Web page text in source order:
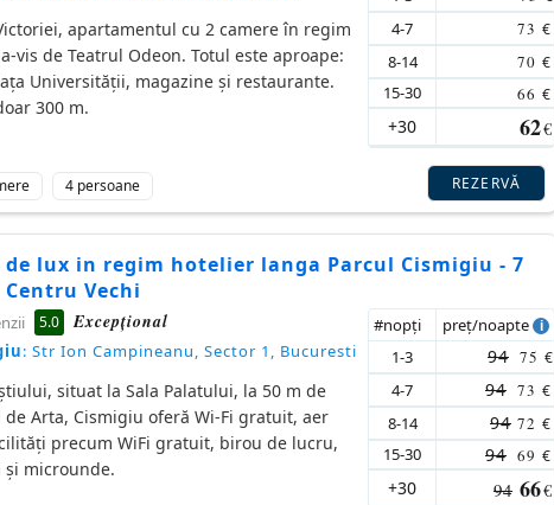
apartamentul cu 2 camere în regim
vis de Teatrul Odeon. Totul este aproape:
Universității, magazine și restaurante.
300 m.
4-7 73 €
8-14 70 €
15-30 66 €
+30 62€
4 persoane REZERVĂ
lux in regim hotelier langa Parcul Cismigiu - 7
Vechi
5.0 Excepţional
: Str Ion Campineanu, Sector 1, Bucuresti
situat la Sala Palatului, la 50 m de
Arta, Cismigiu oferă Wi-Fi gratuit, aer
precum WiFi gratuit, birou de lucru,
microunde.
#nopţi
preţ/noapte
1-3
94 75 €
4-7 94 73 €
8-14 94 72 €
15-30 94 69 €
+30 94 66€